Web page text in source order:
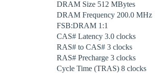
DRAM Size 512 MBytes
DRAM Frequency 200.0 MHz
FSB:DRAM 1:1
CAS# Latency 3.0 clocks
RAS# to CAS# 3 clocks
RAS# Precharge 3 clocks
Cycle Time (TRAS) 8 clocks